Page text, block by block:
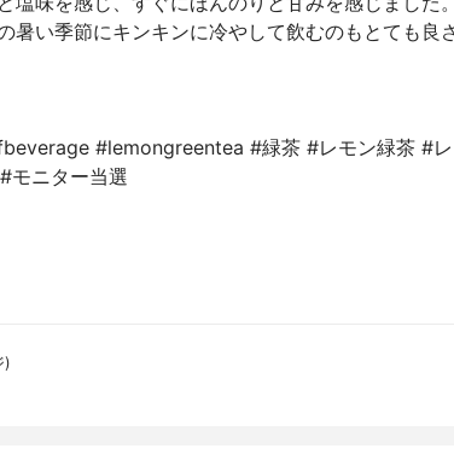
暑い季節にキンキンに冷やして飲むのもとても良
#lemongreentea #緑茶 #レモン緑茶 #レ
モニター当選
)